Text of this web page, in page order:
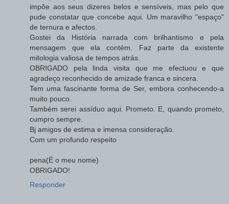
impõe aos seus dizeres belos e sensíveis, mas pelo que
pude constatar que concebe aqui. Um maravilho "espaço"
de ternura e afectos.
Gostei da História narrada com brilhantismo e pela
mensagem que ela contém. Faz parte da existente
mitologia valiosa de tempos atrás.
OBRIGADO pela linda visita que me efectuou e que
agradeço reconhecido de amizade franca e sincera.
Tem uma fascinante forma de Ser, embora conhecendo-a
muito pouco.
Também serei assíduo aqui. Prometo. E, quando prometo,
cumpro sempre.
Bj amigos de estima e imensa consideração.
Com um profundo respeito
pena(É o meu nome)
OBRIGADO!
Responder